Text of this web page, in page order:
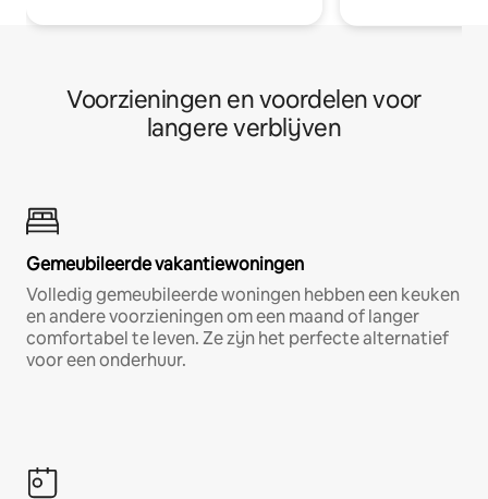
Voorzieningen en voordelen voor
langere verblijven
Gemeubileerde vakantiewoningen
Volledig gemeubileerde woningen hebben een keuken
en andere voorzieningen om een maand of langer
comfortabel te leven. Ze zijn het perfecte alternatief
voor een onderhuur.